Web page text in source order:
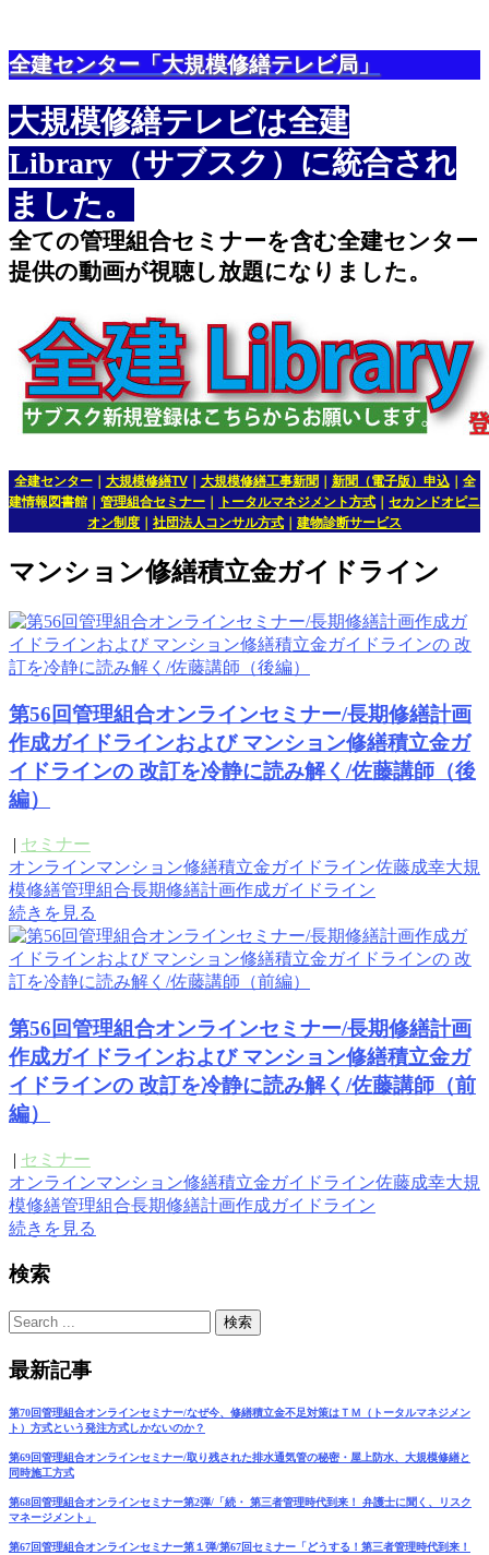
全建センター「大規模修繕テレビ局」
大規模修繕テレビは全建
Library（サブスク）に統合され
ました。
全ての管理組合セミナーを含む全建センター
提供の動画が視聴し放題になりました。
全建センター｜ 大規模修繕TV｜ 大規模修繕工事新聞 新聞（電子版）申込｜ 全
建情報図書館
管理組合セミナー トータルマネジメント方式
セカンドオピニ
オン制度
社団法人コンサル方式 建物診断サービス
マンション修繕積立金ガイドライン
第56回管理組合オンラインセミナー/長期修繕計画
作成ガイドラインおよび マンション修繕積立金ガ
イドラインの 改訂を冷静に読み解く/佐藤講師（後
編）
| セミナー
オンラインマンション修繕積立金ガイドライン佐藤成幸大規
模修繕管理組合長期修繕計画作成ガイドライン
続きを見る
第56回管理組合オンラインセミナー/長期修繕計画
作成ガイドラインおよび マンション修繕積立金ガ
イドラインの 改訂を冷静に読み解く/佐藤講師（前
編）
| セミナー
オンラインマンション修繕積立金ガイドライン佐藤成幸大規
模修繕管理組合長期修繕計画作成ガイドライン
続きを見る
検索
最新記事
第70回管理組合オンラインセミナー/なぜ今、修繕積立金不足対策はＴＭ（トータルマネジメン
ト）方式という発注方式しかないのか？
第69回管理組合オンラインセミナー/取り残された排水通気管の秘密・屋上防水、大規模修繕と
同時施工方式
第68回管理組合オンラインセミナー第2弾/「続・ 第三者管理時代到来！ 弁護士に聞く、リスク
マネージメント」
第67回管理組合オンラインセミナー第１弾/第67回セミナー「どうする！第三者管理時代到来！